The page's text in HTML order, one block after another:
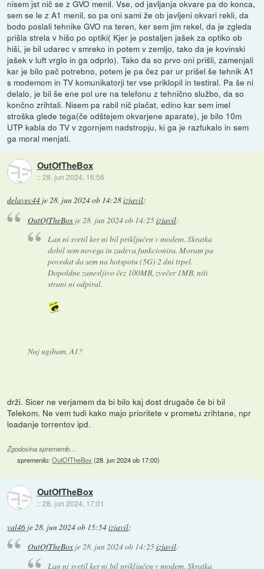
nisem jst nič se z GVO menil. Vse, od javljanja okvare pa do konca,
sem se le z A1 menil, so pa oni sami že ob javljeni okvari rekli, da
bodo poslali tehnike GVO na teren, ker sem jim rekel, da je zgleda
prišla strela v hišo po optiki( Kjer je postaljen jašek za optiko ob
hiši, je bil udarec v smreko in potem v zemljo, tako da je kovinski
jašek v luft vrglo in ga odprlo). Tako da so prvo oni prišli, zamenjali
kar je bilo pač potrebno, potem je pa čez par ur prišel še tehnik A1
s modemom in TV komunikatorji ter vse priklopil in testiral. Pa še ni
delalo, je bil še ene pol ure na telefonu z tehnično službo, da so
končno zrihtali. Nisem pa rabil nič plačat, edino kar sem imel
stroška glede tega(če odštejem okvarjene aparate), je bilo 10m
UTP kabla do TV v zgornjem nadstropju, ki ga je razfukalo in sem
ga moral menjati.
OutOfTheBox
::28. jun 2024, 16:56
delavec44 je28. jun 2024 ob 14:28izjavil:
OutOfTheBoxje 28. jun 2024 ob 14:25izjavil:
Lan ni svetil ker ni bil priključen v modem. Skratka
dobil sem novega in zadeva funkcionira. Moram pa
povedat da sem na hotspotu (5G) 2 dni trpel.
Dopoldne zanesljivo čez 100MB, zvečer 1MB, niti
strani ni odpiral.
Naj ugibam, A1?
drži. Sicer ne verjamem da bi bilo kaj dost drugače če bi bil
Telekom. Ne vem tudi kako majo prioritete v prometu zrihtane, npr
loadanje torrentov ipd.
Zgodovina sprememb…
spremenilo:OutOfTheBox (28. jun 2024 ob 17:00)
OutOfTheBox
::28. jun 2024, 17:01
val46 je 28. jun 2024 ob 15:54izjavil:
OutOfTheBoxje28. jun 2024 ob 14:25izjavil:
Lan ni svetil ker ni bil priključen v modem. Skratka